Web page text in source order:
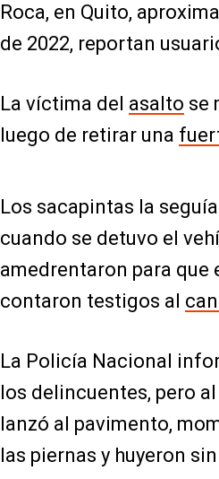
Roca, en Quito,
de 2022, reportan
La víctima del asalto se
luego de retirar una
Los sacapintas la
cuando se detuvo el
amedrentaron para que
contaron testigos al
La Policía Nacional
los delincuentes, pero
lanzó al pavimento,
las piernas y huyeron